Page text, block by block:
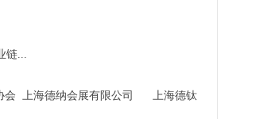
链...
会 上海德纳会展有限公司 上海德钛